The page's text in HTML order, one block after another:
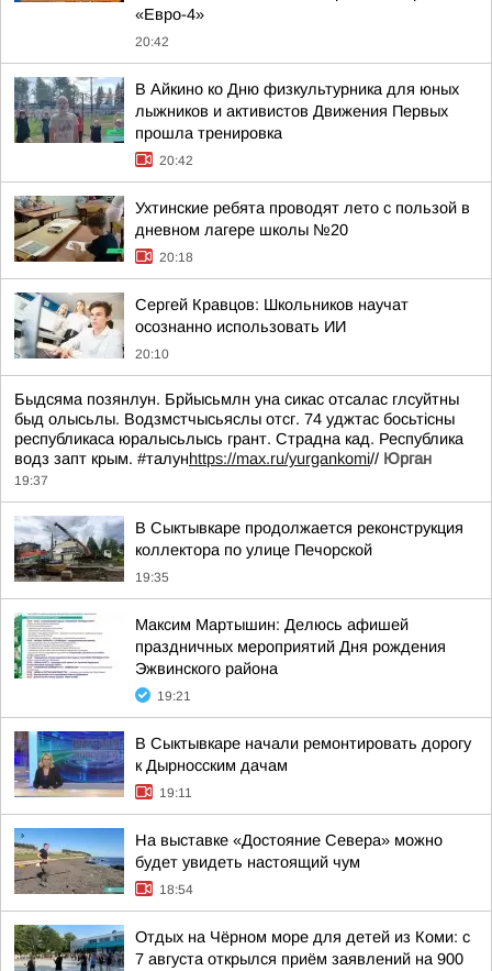
«Евро-4»
20:42
В Айкино ко Дню физкультурника для юных
лыжников и активистов Движения Первых
прошла тренировка
20:42
Ухтинские ребята проводят лето с пользой в
дневном лагере школы №20
20:18
Сергей Кравцов: Школьников научат
осознанно использовать ИИ
20:10
Быдсяма позянлун. Брйысьмлн уна сикас отсалас глсуйтны
быд олысьлы. Водзмстчысьяслы отсг. 74 уджтас босьтiсны
республикаса юралысьлысь грант. Страдна кад. Республика
водз запт крым. #талунhttps://max.ru/yurgankomi// Юрган
19:37
В Сыктывкаре продолжается реконструкция
коллектора по улице Печорской
19:35
Максим Мартышин: Делюсь афишей
праздничных мероприятий Дня рождения
Эжвинского района
19:21
В Сыктывкаре начали ремонтировать дорогу
к Дырносским дачам
19:11
На выставке «Достояние Севера» можно
будет увидеть настоящий чум
18:54
Отдых на Чёрном море для детей из Коми: с
7 августа открылся приём заявлений на 900